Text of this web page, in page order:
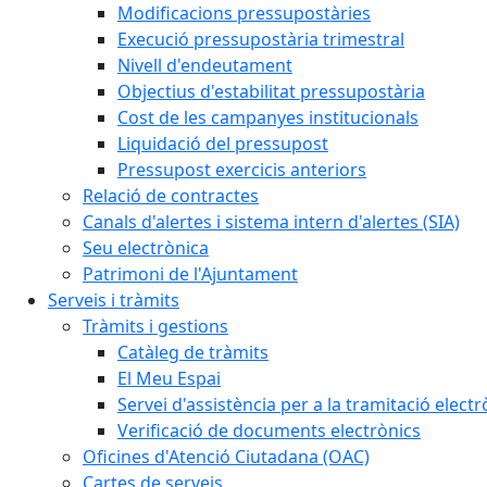
Modificacions pressupostàries
Execució pressupostària trimestral
Nivell d'endeutament
Objectius d'estabilitat pressupostària
Cost de les campanyes institucionals
Liquidació del pressupost
Pressupost exercicis anteriors
Relació de contractes
Canals d'alertes i sistema intern d'alertes (SIA)
Seu electrònica
Patrimoni de l'Ajuntament
Serveis i tràmits
Tràmits i gestions
Catàleg de tràmits
El Meu Espai
Servei d'assistència per a la tramitació
Verificació de documents electrònics
Oficines d'Atenció Ciutadana (OAC)